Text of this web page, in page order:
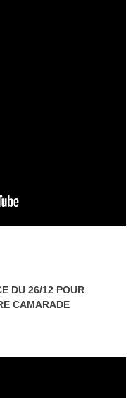
DU 26/12 POUR
CAMARADE